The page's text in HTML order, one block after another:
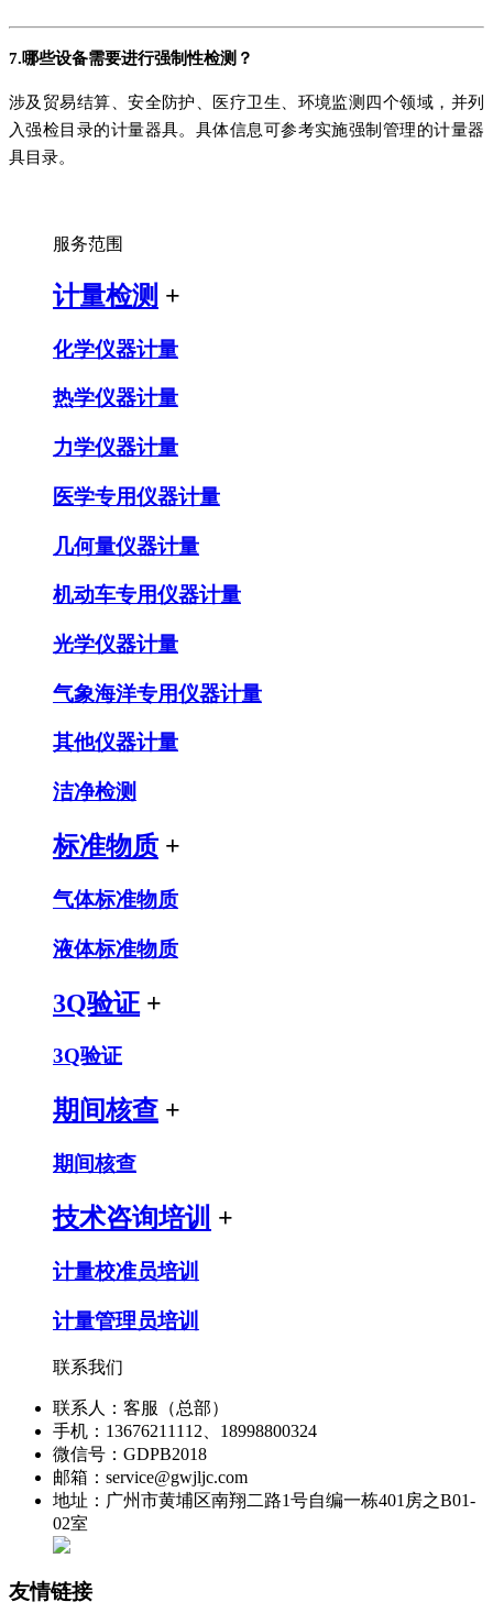
7.哪些设备需要进行强制性检测？
涉及贸易结算、安全防护、医疗卫生、环境监测四个领域，并列
入强检目录的计量器具。具体信息可参考实施强制管理的计量器
具目录。
服务范围
计量检测 +
化学仪器计量
热学仪器计量
力学仪器计量
医学专用仪器计量
几何量仪器计量
机动车专用仪器计量
光学仪器计量
气象海洋专用仪器计量
其他仪器计量
洁净检测
标准物质 +
气体标准物质
液体标准物质
3Q验证 +
3Q验证
期间核查 +
期间核查
技术咨询培训 +
计量校准员培训
计量管理员培训
联系我们
联系人：客服（总部）
手机：13676211112、18998800324
微信号：GDPB2018
邮箱：service@gwjljc.com
地址：广州市黄埔区南翔二路1号自编一栋401房之B01-
02室
友情链接